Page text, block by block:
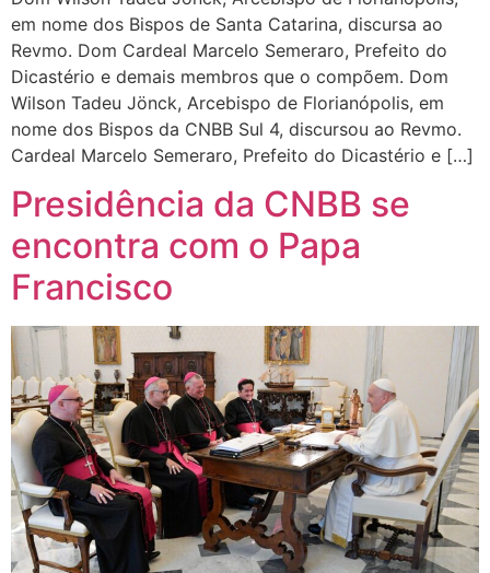
em nome dos Bispos de Santa Catarina, discursa ao
Revmo. Dom Cardeal Marcelo Semeraro, Prefeito do
Dicastério e demais membros que o compõem. Dom
Wilson Tadeu Jönck, Arcebispo de Florianópolis, em
nome dos Bispos da CNBB Sul 4, discursou ao Revmo.
Cardeal Marcelo Semeraro, Prefeito do Dicastério e […]
Presidência da CNBB se
encontra com o Papa
Francisco